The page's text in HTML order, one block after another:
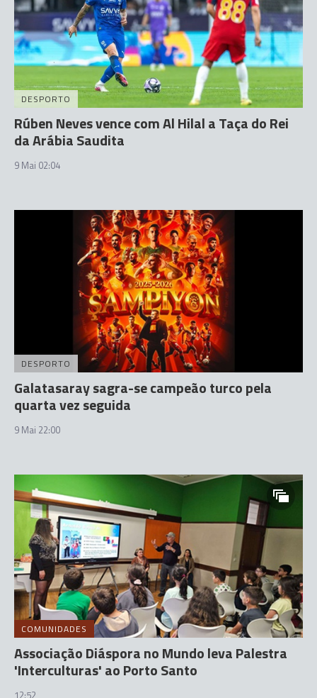
DESPORTO
Rúben Neves vence com Al Hilal a Taça do Rei
da Arábia Saudita
9 Mai 02:04
DESPORTO
Galatasaray sagra-se campeão turco pela
quarta vez seguida
9 Mai 22:00
COMUNIDADES
Associação Diáspora no Mundo leva Palestra
'Interculturas' ao Porto Santo
12:52